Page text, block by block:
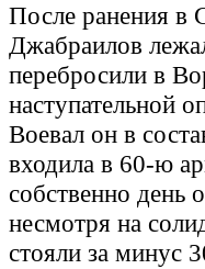
После ранения в
Джабраилов
перебросили в
наступательной
Воевал он в
входила в 60-ю
собственно день
несмотря на
стояли за минус